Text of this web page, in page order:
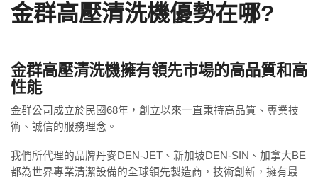
金群高壓清洗機優勢在哪?
金群高壓清洗機擁有領先市場的高品質和高
性能
金群公司成立於民國68年，創立以來一直秉持高品質、專業技
術、誠信的服務理念。
我們所代理的品牌丹麥DEN-JET、新加坡DEN-SIN、加拿大BE
都為世界專業清潔設備的全球領先製造商，技術創新，擁有最